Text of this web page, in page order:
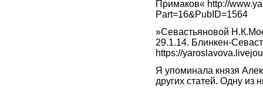
Примаков« http://
Part=16&PubID=1564
»Севастьяновой
29.1.14. Блинкен-
https://
Я упоминала князя
других статей. Одну из